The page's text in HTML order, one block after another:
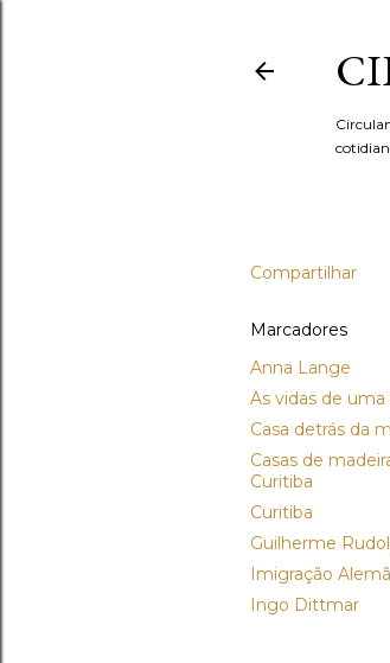
Compartilhar
Marcadores
Anna Lange
As vidas de uma
Casa detrás da
Casas de
Curitiba
Curitiba
Guilherme
Imigração Alemã
Ingo Dittmar